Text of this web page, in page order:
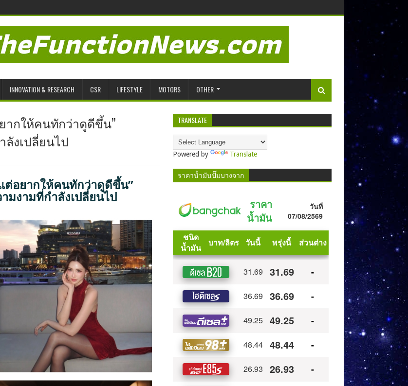
INNOVATION & RESEARCH CSR LIFESTYLE MOTORS OTHER
ากให้คนทักว่าดูดีขึ้น”
ลังเปลี่ยนไป
ต่อยากให้คนทักว่าดูดีขึ้น”
มงามที่กำลังเปลี่ยนไป
TRANSLATE
Powered by Translate
ราคาน้ำมันปั๊มบางจาก